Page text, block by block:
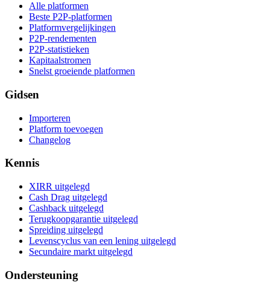
Alle platformen
Beste P2P-platformen
Platformvergelijkingen
P2P-rendementen
P2P-statistieken
Kapitaalstromen
Snelst groeiende platformen
Gidsen
Importeren
Platform toevoegen
Changelog
Kennis
XIRR uitgelegd
Cash Drag uitgelegd
Cashback uitgelegd
Terugkoopgarantie uitgelegd
Spreiding uitgelegd
Levenscyclus van een lening uitgelegd
Secundaire markt uitgelegd
Ondersteuning